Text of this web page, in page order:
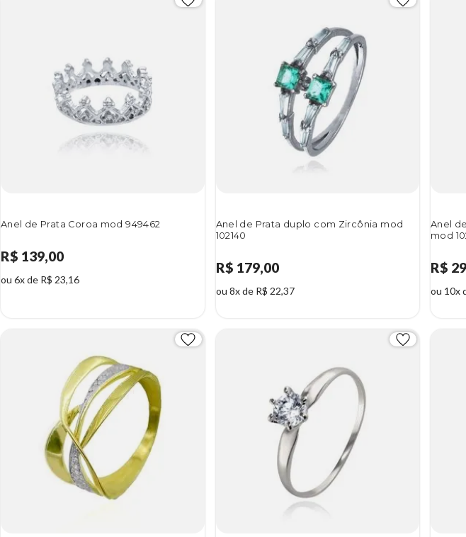
Anel de Prata Coroa mod 949462
R$ 139,00
ou 6x de R$ 23,16
Anel de Prata duplo com Zircônia mod
102140
R$ 179,00
ou 8x de R$ 22,37
Anel
mod
R$
ou 10x